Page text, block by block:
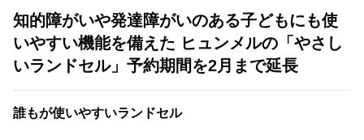
知的障がいや発達障がいのある子どもにも使
いやすい機能を備えた ヒュンメルの「やさし
いランドセル」予約期間を2月まで延長
誰もが使いやすいランドセル